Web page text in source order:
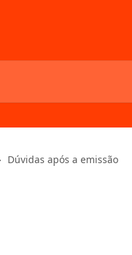
Dúvidas após a emissão